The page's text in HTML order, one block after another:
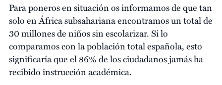
Para poneros en situación os informamos de que tan
solo en África subsahariana encontramos un total de
30 millones de niños sin escolarizar. Si lo
comparamos con la población total española, esto
significaría que el 86% de los ciudadanos jamás ha
recibido instrucción académica.